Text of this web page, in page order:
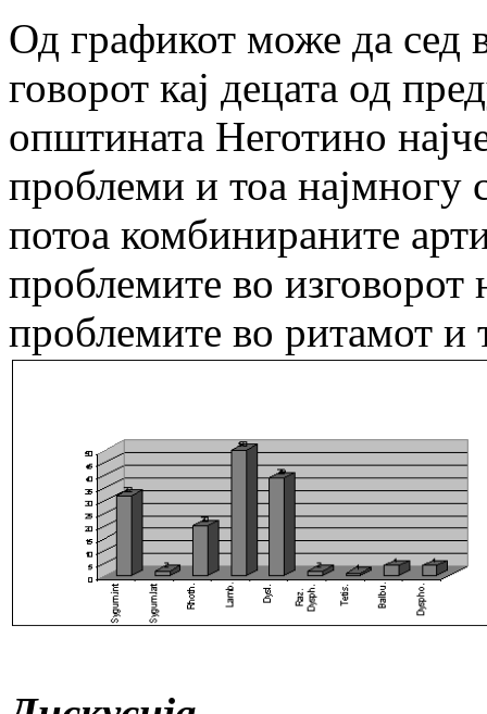
Од графикот може да сед
говорот кај децата од
општината Неготино
проблеми и тоа најмногу
потоа комбинираните
проблемите во изговорот
проблемите во ритамот и